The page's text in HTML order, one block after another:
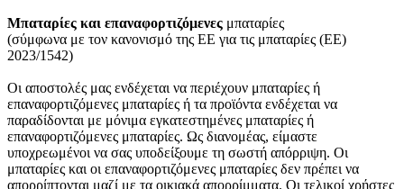
Μπαταρίες και επαναφορτιζόμενες μπαταρίες
(σύμφωνα με τον κανονισμό της ΕΕ για τις μπαταρίες (ΕΕ)
2023/1542)
Οι αποστολές μας ενδέχεται να περιέχουν μπαταρίες ή
επαναφορτιζόμενες μπαταρίες ή τα προϊόντα ενδέχεται να
παραδίδονται με μόνιμα εγκατεστημένες μπαταρίες ή
επαναφορτιζόμενες μπαταρίες. Ως διανομέας, είμαστε
υποχρεωμένοι να σας υποδείξουμε τη σωστή απόρριψη. Οι
μπαταρίες και οι επαναφορτιζόμενες μπαταρίες δεν πρέπει να
απορρίπτονται μαζί με τα οικιακά απορρίμματα. Οι τελικοί χρήστες